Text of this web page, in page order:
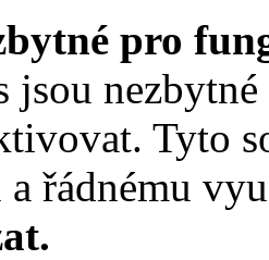
pro
jsou
Tyto
a řádnému